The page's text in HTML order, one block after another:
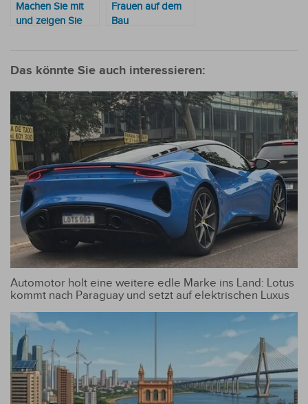
Machen Sie mit
und zeigen Sie
Frauen auf dem
Bau
Das könnte Sie auch interessieren:
Automotor holt eine weitere edle Marke ins Land: Lotus
kommt nach Paraguay und setzt auf elektrischen Luxus